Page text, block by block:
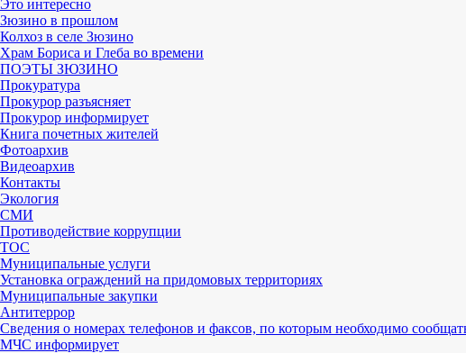
Это интересно
Зюзино в прошлом
Колхоз в селе Зюзино
Храм Бориса и Глеба во времени
ПОЭТЫ ЗЮЗИНО
Прокуратура
Прокурор разъясняет
Прокурор информирует
Книга почетных жителей
Фотоархив
Видеоархив
Контакты
Экология
СМИ
Противодействие коррупции
ТОС
Муниципальные услуги
Установка ограждений на придомовых территориях
Муниципальные закупки
Антитеррор
Сведения о номерах телефонов и факсов, по которым необходимо
МЧС информирует